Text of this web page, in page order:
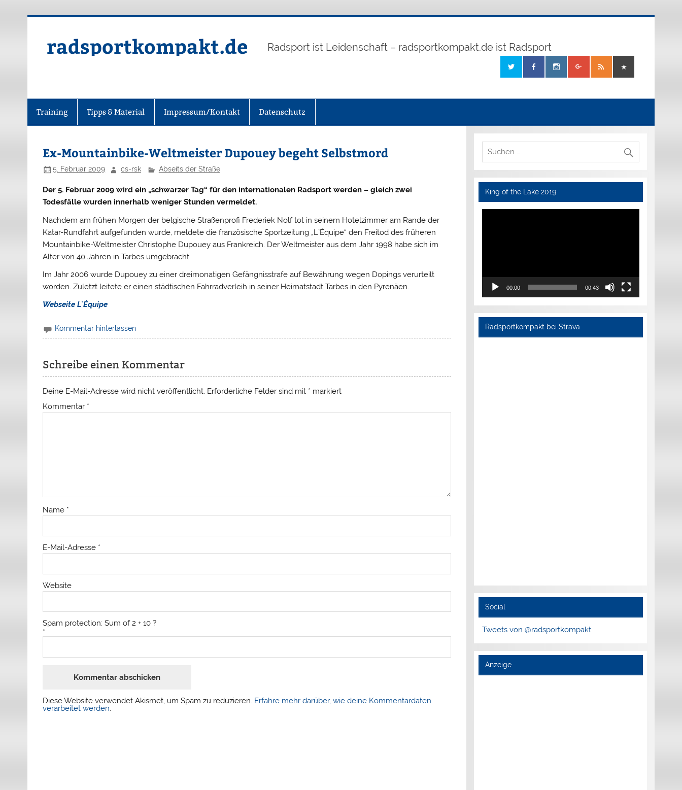
radsportkompakt.de Radsport ist Leidenschaft – radsportkompakt.de ist Radsport
Training Tipps & Material Impressum/Kontakt Datenschutz
Ex-Mountainbike-Weltmeister Dupouey begeht Selbstmord
5. Februar 2009 cs-rsk Abseits der Straße
Der 5. Februar 2009 wird ein „schwarzer Tag“ für den internationalen Radsport werden – gleich zwei
Todesfälle wurden innerhalb weniger Stunden vermeldet.
Nachdem am frühen Morgen der belgische Straßenprofi Frederiek Nolf tot in seinem Hotelzimmer am Rande der
Katar-Rundfahrt aufgefunden wurde, meldete die französische Sportzeitung „L`Équipe“ den Freitod des früheren
Mountainbike-Weltmeister Christophe Dupouey aus Frankreich. Der Weltmeister aus dem Jahr 1998 habe sich im
Alter von 40 Jahren in Tarbes umgebracht.
Im Jahr 2006 wurde Dupouey zu einer dreimonatigen Gefängnisstrafe auf Bewährung wegen Dopings verurteilt
worden. Zuletzt leitete er einen städtischen Fahrradverleih in seiner Heimatstadt Tarbes in den Pyrenäen.
WebseiteL`Équipe
Kommentar hinterlassen
Schreibe einen Kommentar
Deine E-Mail-Adresse wird nicht veröffentlicht. Erforderliche Felder sind mit * markiert
Kommentar *
Name *
E-Mail-Adresse *
Website
Spam protection: Sum of 2 + 10 ?
*
Diese Website verwendet Akismet, um Spam zu reduzieren. Erfahre mehr darüber, wie deine Kommentardaten
verarbeitet werden.
King of the Lake 2019
Video-
00:00 00:43
Radsportkompakt bei Strava
Social
Tweets von @radsportkompakt
Anzeige